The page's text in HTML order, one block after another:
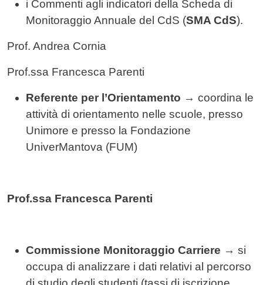
i Commenti agli indicatori della Scheda di
Monitoraggio Annuale del CdS (SMA CdS).
Prof. Andrea Cornia
Prof.ssa Francesca Parenti
Referente per l’Orientamento → coordina le
attività di orientamento nelle scuole, presso
Unimore e presso la Fondazione
UniverMantova (FUM)
Prof.ssa Francesca Parenti
Commissione Monitoraggio Carriere → si
occupa di analizzare i dati relativi al percorso